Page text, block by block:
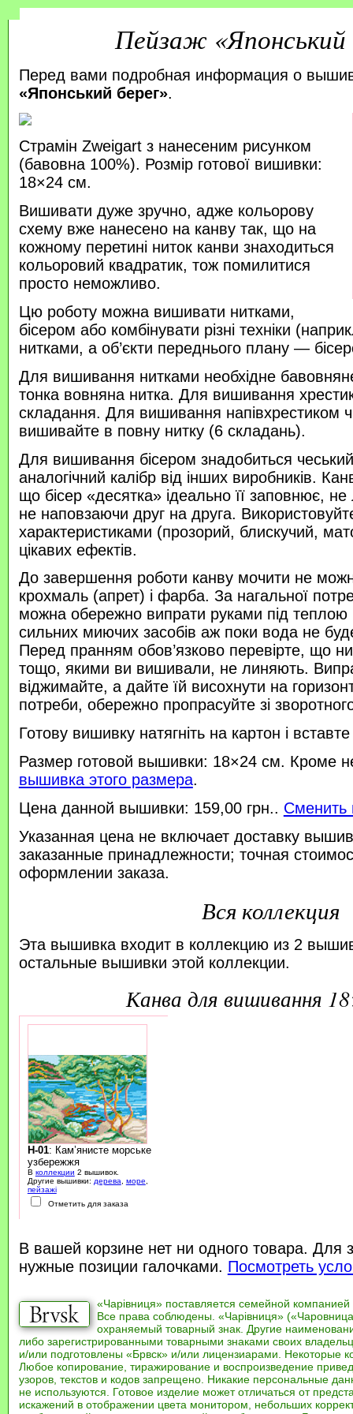
Пейзаж «Японський
Перед вами подробная информация о
«Японський берег».
Страмін Zweigart з нанесеним рисунком
(бавовна 100%). Розмір готової вишивки:
18×24 см.
Вишивати дуже зручно, адже кольорову
схему вже нанесено на канву так, що на
кожному перетині ниток канви знаходиться
кольоровий квадратик, тож помилитися
просто неможливо.
Цю роботу можна вишивати нитками,
бісером або комбінувати різні техніки
нитками, а об’єкти переднього плану —
Для вишивання нитками необхідне
тонка вовняна нитка. Для вишивання
складання. Для вишивання напівхрестиком
вишивайте в повну нитку (6 складань).
Для вишивання бісером знадобиться
аналогічний калібр від інших виробників.
що бісер «десятка» ідеально її заповнює,
не наповзаючи друг на друга.
характеристиками (прозорий, блискучий,
цікавих ефектів.
До завершення роботи канву мочити не
крохмаль (апрет) і фарба. За нагальної
можна обережно випрати руками під
сильних миючих засобів аж поки вода не
Перед пранням обов’язково перевірте, що
тощо, якими ви вишивали, не линяють.
віджимайте, а дайте їй висохнути на
потреби, обережно пропрасуйте зі
Готову вишивку натягніть на картон і
Размер готовой вышивки: 18×24 см. Кроме
вышивка этого размера.
Цена данной вышивки: 159,00 грн.. Сменить
Указанная цена не включает доставку
заказанные принадлежности; точная
оформлении заказа.
Вся коллекция
Эта вышивка входит в коллекцию из 2
остальные вышивки этой коллекции.
канва для вишивання
H-01: Кам’янисте морське
узбережжя
В коллекции 2 вышивок.
Другие вышивки: дерева, море,
пейзажі
Отметить для заказа
В вашей корзине нет ни одного товара. Для
нужные позиции галочками. Посмотреть
«Чарівниця» поставляется семейной компанией
Все права соблюдены. «Чарівниця»
охраняемый товарный знак. Другие
либо зарегистрированными товарными знаками своих
и/или подготовлены «Брвск» и/или лицензиарами. Некоторые
Любое копирование, тиражирование и воспроизведение
узоров, текстов и кодов запрещено. Никакие персональные
не используются. Готовое изделие может отличаться от
искажений в отображении цвета монитором, небольших